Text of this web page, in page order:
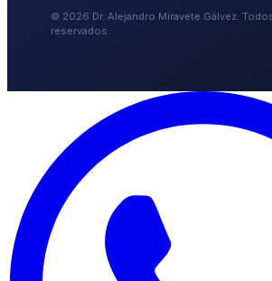
© 2026 Dr. Alejandro Miravete Gálvez.
reservados.